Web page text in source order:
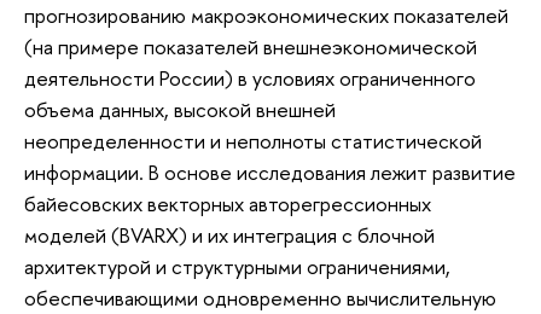
прогнозированию макроэкономических показателей
(на примере показателей внешнеэкономической
деятельности России) в условиях ограниченного
объема данных, высокой внешней
неопределенности и неполноты статистической
информации. В основе исследования лежит развитие
байесовских векторных авторегрессионных
моделей (BVARX) и их интеграция с блочной
архитектурой и структурными ограничениями,
обеспечивающими одновременно вычислительную